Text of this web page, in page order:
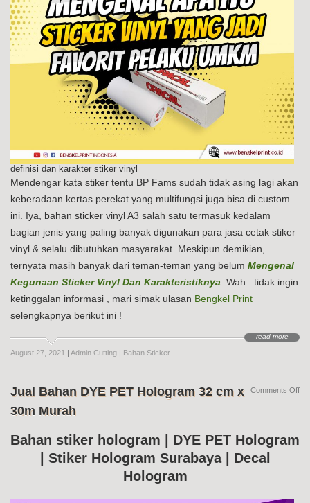
definisi dan karakter stiker vinyl
Mendengar kata stiker tentu BP Fams sudah tidak asing lagi akan
keberadaan kertas perekat yang multifungsi juga bisa di custom
ini. Iya, bahan sticker vinyl A3 salah satu termasuk kedalam
bagian jenis yang paling banyak digunakan para jasa cetak stiker
vinyl & selalu dibutuhkan masyarakat. Meskipun demikian,
ternyata masih banyak dari teman-teman yang belum Mengenal
Kegunaan Sticker Vinyl Dan Karakteristiknya. Wah.. tidak ingin
ketinggalan informasi , mari simak ulasan Bengkel Print
selengkapnya berikut ini !
read more
August 27, 2021 Admin Cutting Bahan Sticker
Jual Bahan DYE PET Hologram 32 cm x
30m Murah
Bahan stiker hologram | DYE PET Hologram
| Stiker Hologram Surabaya | Decal
Hologram
Comments Offon